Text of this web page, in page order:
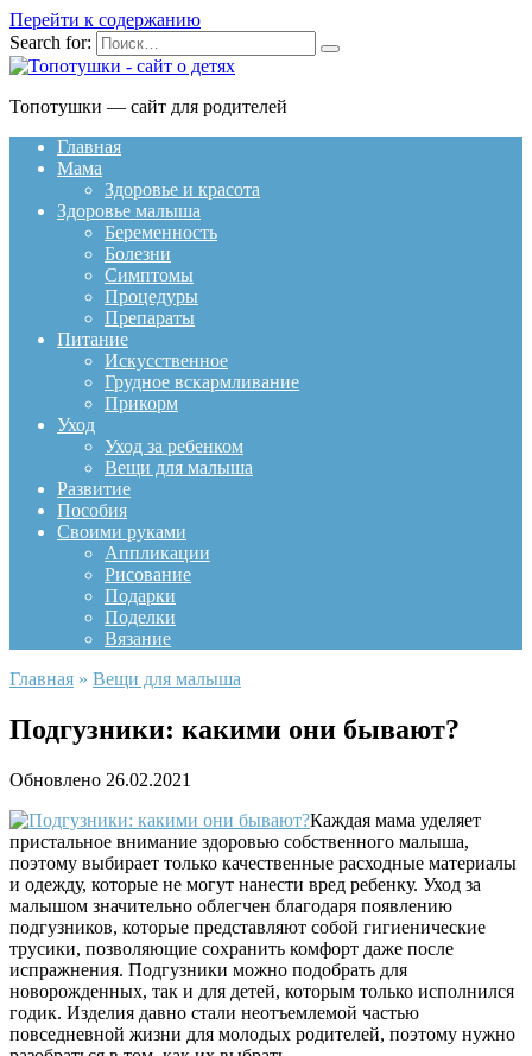
Перейти к содержанию
Search for:
Топотушки — сайт для родителей
Главная
Мама
Здоровье и красота
Здоровье малыша
Беременность
Болезни
Симптомы
Процедуры
Препараты
Питание
Искусственное
Грудное вскармливание
Прикорм
Уход
Уход за ребенком
Вещи для малыша
Развитие
Пособия
Своими руками
Аппликации
Рисование
Подарки
Поделки
Вязание
Главная » Вещи для малыша
Подгузники: какими они бывают?
Обновлено 26.02.2021
Каждая мама уделяет
пристальное внимание здоровью собственного малыша,
поэтому выбирает только качественные расходные материалы
и одежду, которые не могут нанести вред ребенку. Уход за
малышом значительно облегчен благодаря появлению
подгузников, которые представляют собой гигиенические
трусики, позволяющие сохранить комфорт даже после
испражнения. Подгузники можно подобрать для
новорожденных, так и для детей, которым только исполнился
годик. Изделия давно стали неотъемлемой частью
повседневной жизни для молодых родителей, поэтому нужно